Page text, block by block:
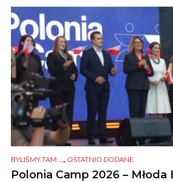
BYLIŚMY TAM ..., OSTATNIO DODANE
Polonia Camp 2026 – Młoda